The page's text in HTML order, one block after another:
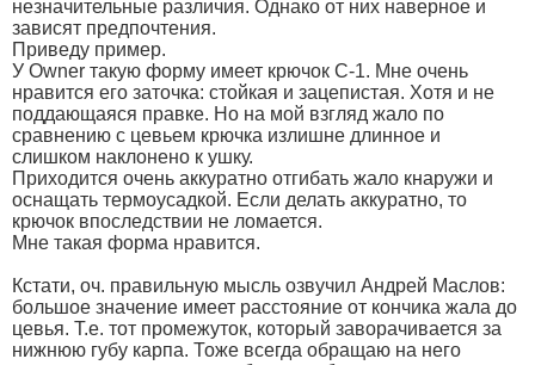
незначительные различия. Однако от них наверное и
зависят предпочтения.
Приведу пример.
У Оwner такую форму имеет крючок С-1. Мне очень
нравится его заточка: стойкая и зацепистая. Хотя и не
поддающаяся правке. Но на мой взгляд жало по
сравнению с цевьем крючка излишне длинное и
слишком наклонено к ушку.
Приходится очень аккуратно отгибать жало кнаружи и
оснащать термоусадкой. Если делать аккуратно, то
крючок впоследствии не ломается.
Мне такая форма нравится.
Кстати, оч. правильную мысль озвучил Андрей Маслов:
большое значение имеет расстояние от кончика жала до
цевья. Т.е. тот промежуток, который заворачивается за
нижнюю губу карпа. Тоже всегда обращаю на него